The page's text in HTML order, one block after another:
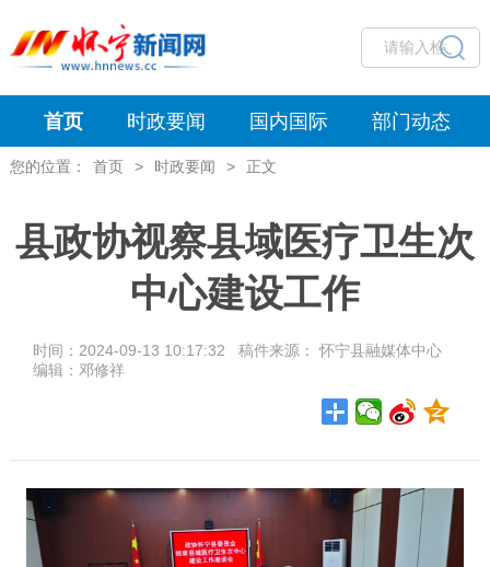
首页 时政要闻 国内国际 部门动态
您的位置： 首页 > 时政要闻 > 正文
县政协视察县域医疗卫生次
中心建设工作
时间：2024-09-13 10:17:32 稿件来源： 怀宁县融媒体中心
编辑：邓修祥